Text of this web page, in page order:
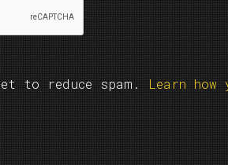
to reduce spam. Learn